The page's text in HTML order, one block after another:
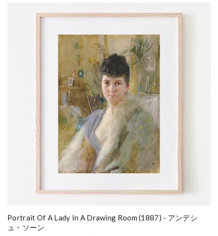
Portrait Of A Lady In A Drawing Room (1887) - アンデシ
ュ・ソーン